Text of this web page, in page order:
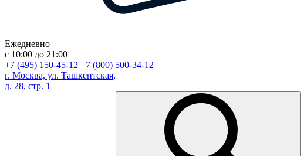
Ежедневно
с 10:00 до 21:00
+7 (495) 150-45-12 +7 (800) 500-34-12
г. Москва, ул. Ташкентская,
д. 28, стр. 1